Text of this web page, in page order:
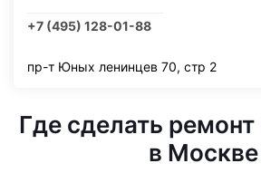
+7 (495) 128-01-88
пр-т Юных ленинцев 70, стр 2
Где сделать
в Москве